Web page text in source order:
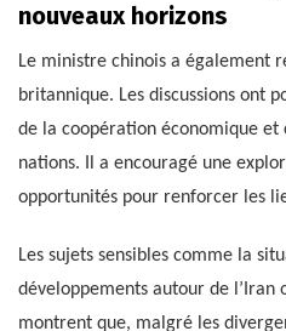
nouveaux horizons
Le ministre chinois a également
britannique. Les discussions ont
de la coopération économique
nations. Il a encouragé une
opportunités pour renforcer les
Les sujets sensibles comme la
développements autour de l’Iran
montrent que, malgré les